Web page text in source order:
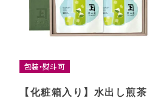
包装・熨斗可
【化粧箱入り】水出し煎茶